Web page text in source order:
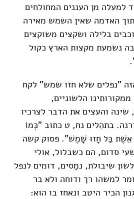
למעלה מן העננים המחולחים
האדמה שאין השמש מאירה
בלילה ושקצים משוקצים
נשמעת מקצות הארץ כקול
"נפלים שלא חזו שמש" לקח
הלשוניים,
שינה והעצים את הדבר לצרכיו
בתהִלים נח, ט כתוב "כְּמוֹ
אֵשֶׁת בַּל חָזוּ שָׁמֶשׁ". פסוק קשה
סדום, הם כשבלול, אולי
לשון שיבולת, נמַסים, דומים לנפל
למשהו רך ודוחה ולא בר
הכיר היטב ונאחז בו הוא: